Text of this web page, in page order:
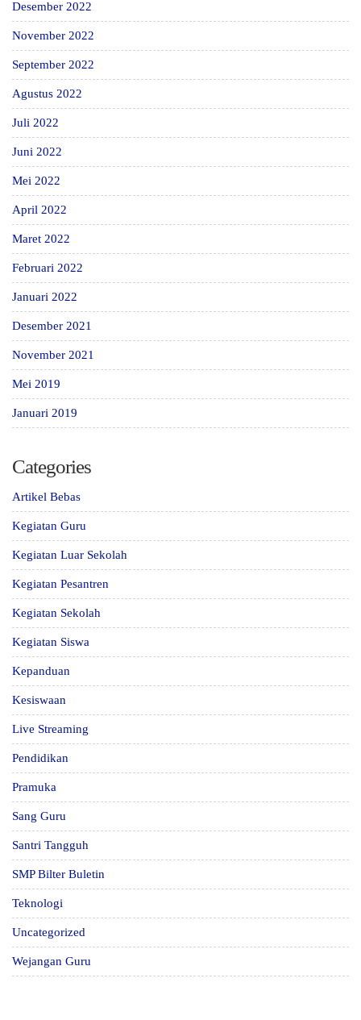
Desember 2022
November 2022
September 2022
Agustus 2022
Juli 2022
Juni 2022
Mei 2022
April 2022
Maret 2022
Februari 2022
Januari 2022
Desember 2021
November 2021
Mei 2019
Januari 2019
Categories
Artikel Bebas
Kegiatan Guru
Kegiatan Luar Sekolah
Kegiatan Pesantren
Kegiatan Sekolah
Kegiatan Siswa
Kepanduan
Kesiswaan
Live Streaming
Pendidikan
Pramuka
Sang Guru
Santri Tangguh
SMP Bilter Buletin
Teknologi
Uncategorized
Wejangan Guru